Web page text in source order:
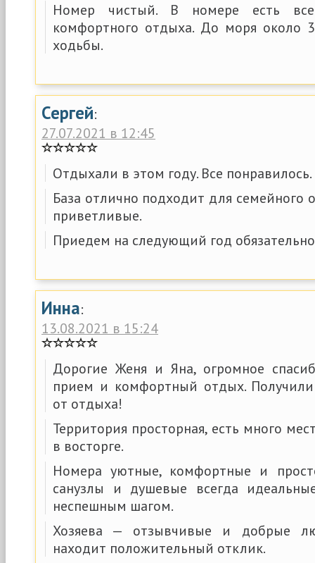
Номер чистый. В номере есть
комфортного отдыха. До моря около
ходьбы.
Сергей:
27.07.2021 в 12:45
Отдыхали в этом году. Все понравилось.
База отлично подходит для семейного
приветливые.
Приедем на следующий год
Инна:
13.08.2021 в 15:24
Дорогие Женя и Яна, огромное
прием и комфортный отдых. Получили
от отдыха!
Территория просторная, есть много
в восторге.
Номера уютные, комфортные и
санузлы и душевые всегда
неспешным шагом.
Хозяева — отзывчивые и добрые
находит положительный отклик.